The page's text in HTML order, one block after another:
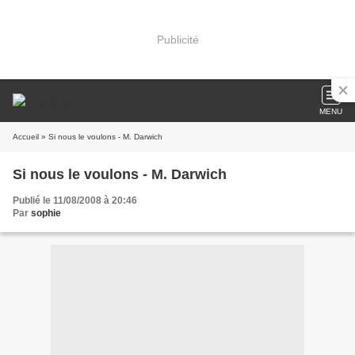
Publicité
MENU
Accueil » Si nous le voulons - M. Darwich
Si nous le voulons - M. Darwich
Publié le 11/08/2008 à 20:46
Par sophie